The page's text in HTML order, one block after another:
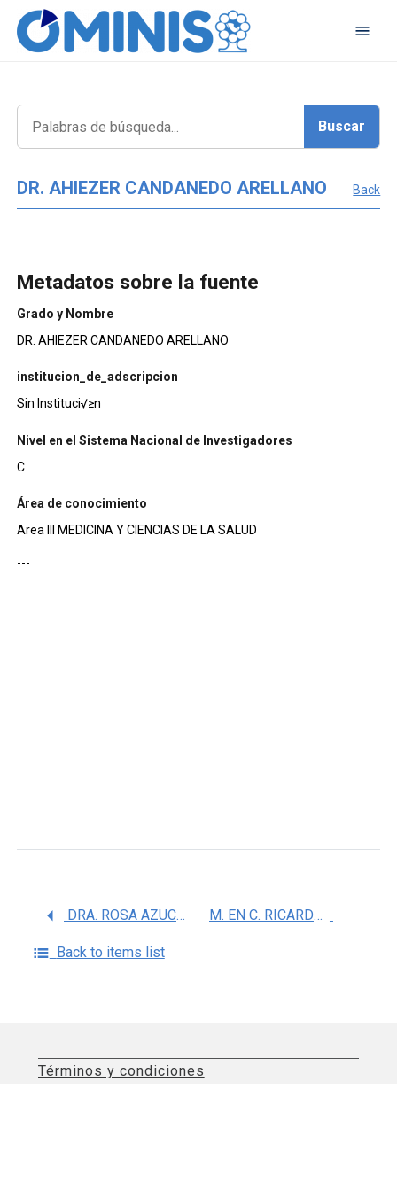
DR. AHIEZER CANDANEDO ARELLANO Back
Metadatos sobre la fuente
Grado y Nombre
DR. AHIEZER CANDANEDO ARELLANO
institucion_de_adscripcion
Sin Instituci√≥n
Nivel en el Sistema Nacional de Investigadores
C
Área de conocimiento
Area III MEDICINA Y CIENCIAS DE LA SALUD
---
DRA. ROSA AZUCENA PEREZ BURGOS M. EN C. RICARDO ALLENDE CARRERA
Back to items list
Términos y condiciones